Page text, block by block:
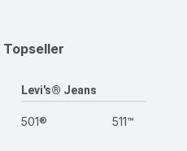
Topseller
Levi's® Jeans
501® 511™